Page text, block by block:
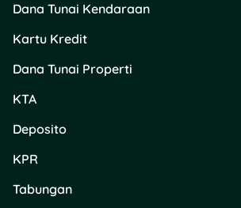
cicilan 0% (tenor 3, 6,
atau 12 bulan).
Minimum transaksi
cicilan Rp1 juta.
Cek promo ini di Oppo
Gallery dan Oppo Brand
sampai ketinggalan!
Dana Tunai Kendaraan
Kartu Kredit
Dana Tunai Properti
KTA
Deposito
KPR
Tabungan